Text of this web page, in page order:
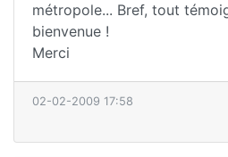
métropole... Bref, tout
bienvenue !
Merci
02-02-2009 17:58